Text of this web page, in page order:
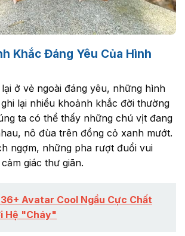
Khắc Đáng Yêu Của Hình
ở vẻ ngoài đáng yêu, những hình
lại nhiều khoảnh khắc đời thường
ta có thể thấy những chú vịt đang
nô đùa trên đồng cỏ xanh mướt.
ngợm, những pha rượt đuổi vui
giác thư giãn.
Avatar Cool Ngầu Cực Chất
Hệ "Cháy"